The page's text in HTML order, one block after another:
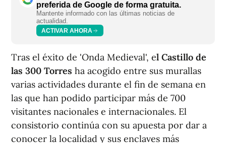
preferida de Google de forma gratuita.
Mantente informado con las últimas noticias de
actualidad.
ACTIVAR AHORA
Tras el éxito de 'Onda Medieval', el Castillo de
las 300 Torres ha acogido entre sus murallas
varias actividades durante el fin de semana en
las que han podido participar más de 700
visitantes nacionales e internacionales. El
consistorio continúa con su apuesta por dar a
conocer la localidad y sus enclaves más